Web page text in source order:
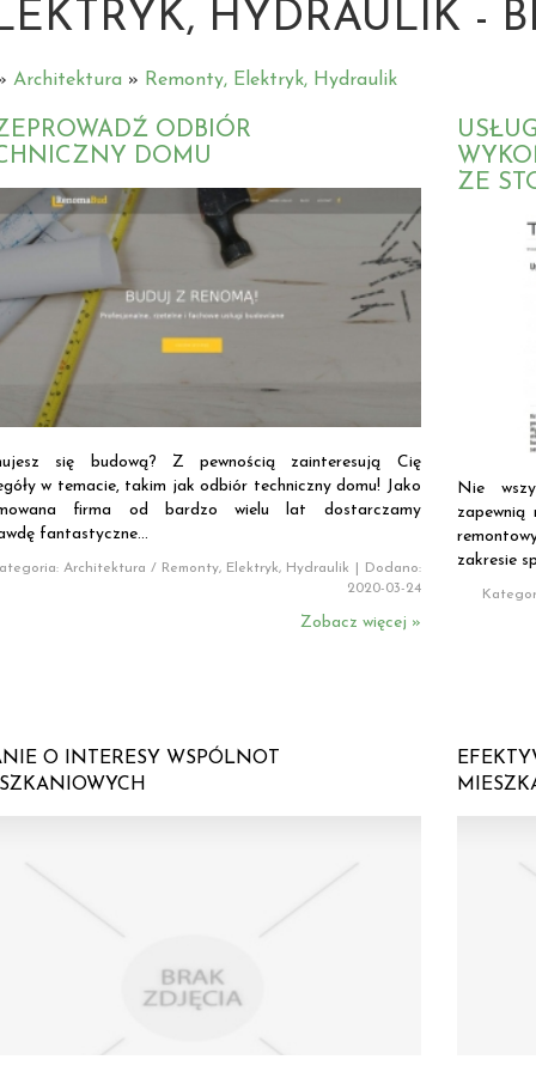
HYDRAULIK -
Architektura » Remonty, Elektryk, Hydraulik
ODBIÓR
DOMU
się budową? Z pewnością zainteresują Cię
w temacie, takim jak odbiór techniczny domu! Jako
firma od bardzo wielu lat dostarczamy
fantastyczne...
Architektura / Remonty, Elektryk, Hydraulik
Dodano:
2020-03-24
Zobacz więcej »
ZE
Nie
zapewnią
zakresie
O INTERESY WSPÓLNOT